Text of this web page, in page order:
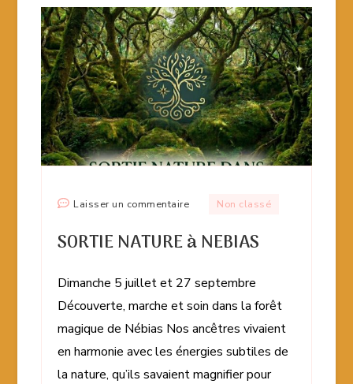
Laisser un commentairesur
NATURE
NEBIAS
Non classé
SORTIE NATURE à NEBIAS
Dimanche 5 juillet et 27 septembre
Découverte, marche et soin dans la forêt
magique de Nébias Nos ancêtres vivaient
en harmonie avec les énergies subtiles de
la nature, qu’ils savaient magnifier pour